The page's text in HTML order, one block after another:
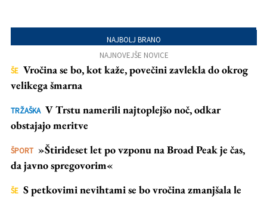
NAJBOLJ BRANO
NAJNOVEJŠE NOVICE
ŠE Vročina se bo, kot kaže, povečini zavlekla do okrog
velikega šmarna
TRŽAŠKA V Trstu namerili najtoplejšo noč, odkar
obstajajo meritve
ŠPORT »Štirideset let po vzponu na Broad Peak je čas,
da javno spregovorim«
ŠE S petkovimi nevihtami se bo vročina zmanjšala le